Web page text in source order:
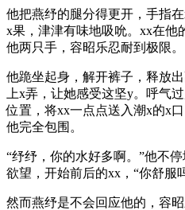
他把燕纾的腿分得更开，手指
x果，津津有味地吸吮。xx在他
他两只手，容昭乐忍耐到极限。
他跪坐起身，解开裤子，释放
上x弄，让她感受这坚y。呼气
位置，将xx一点点送入潮x的x
他完全包围。
“纾纾，你的水好多啊。”他不
欲望，开始前后的xx，“你舒服
然而燕纾是不会回应他的，容